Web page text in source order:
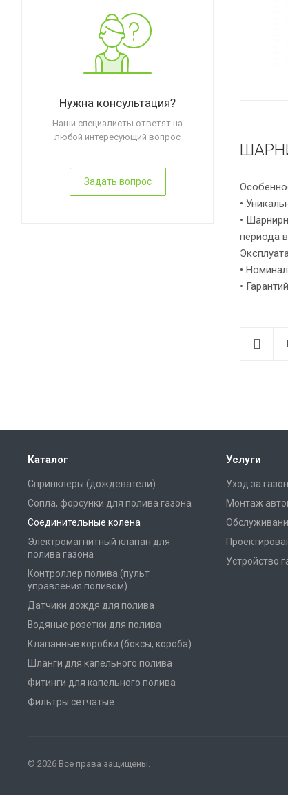
•
•
периода
•
•
Нужна консультация?
Наши специалисты ответят на
любой интересующий вопрос
Задать вопрос
Каталог
Спринклеры (дождеватели)
Сопла, форсунки для полива газона
Соединительные колена
Электромагнитный клапан для
полива газона
Контроллер полива (пульт
управления поливом)
Датчики дождя для полива
Водяные розетки для полива
Клапанные коробки (боксы, короба)
Шланги для капельного полива
Фитинги для капельного полива
Фильтры сетчатые
Услуги
Уход за
Монтаж
Устройство
© 2026 Все права защищены.